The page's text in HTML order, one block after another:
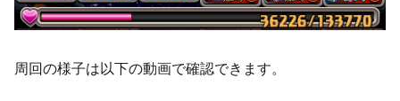
周回の様子は以下の動画で確認できます。